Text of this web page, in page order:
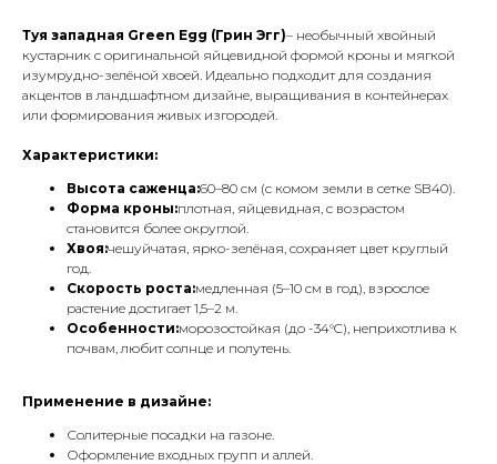
Туя западная Green Egg (Грин Эгг)– необычный хвойный
кустарник с оригинальной яйцевидной формой кроны и мягкой
изумрудно-зелёной хвоей. Идеально подходит для создания
акцентов в ландшафтном дизайне, выращивания в контейнерах
или формирования живых изгородей.
Характеристики:
Высота саженца:60–80 см (с комом земли в сетке SB40).
Форма кроны:плотная, яйцевидная, с возрастом
становится более округлой.
Хвоя:чешуйчатая, ярко-зелёная, сохраняет цвет круглый
год.
Скорость роста:медленная (5–10 см в год), взрослое
растение достигает 1,5–2 м.
Особенности:морозостойкая (до -34°C), неприхотлива к
почвам, любит солнце и полутень.
Применение в дизайне:
Солитерные посадки на газоне.
Оформление входных групп и аллей.